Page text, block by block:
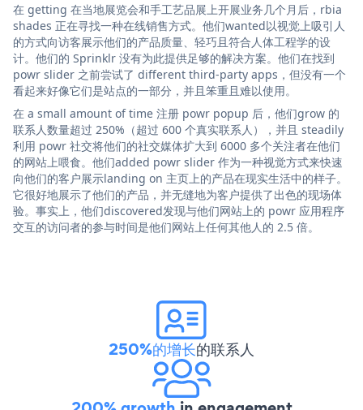
在 getting 在当地展览会和手工艺品展上开展业务几个月后，rbia
shades 正在寻找一种在线销售方式。他们wanted以视觉上吸引人
的方式向访客展示他们的产品质量、轻巧且符合人体工程学的设
计。他们的 Sprinklr 没有为此提供足够的解决方案。他们在找到
powr slider 之前尝试了 different third-party apps，但没有一个
看起来好像它们是站点的一部分，并且笨重且难以使用。
在 a small amount of time 注册 powr popup 后，他们grow 的
联系人数量超过 250%（超过 600 个真实联系人），并且 steadily
利用 powr 社交将他们的社交媒体扩大到 6000 多个关注者在他们
的网站上喂食。他们added powr slider 作为一种视觉方式来快速
向他们的客户展示landing on 主页上的产品在现实生活中的样子。
它很好地展示了他们的产品，并无缝地为客户提供了出色的现场体
验。事实上，他们discovered发现与他们网站上的 powr 应用程序
交互的访问者的参与时间是他们网站上任何其他人的 2.5 倍。
250%的增长的联系人